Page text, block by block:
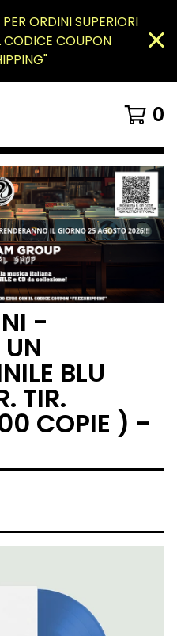
ORDINI SUPERIORI
CODICE COUPON
0
-
BLU
TIR.
COPIE ) -